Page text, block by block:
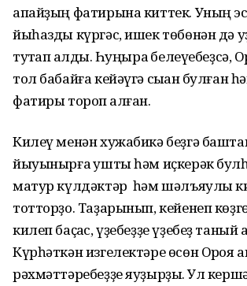
апайҙың фатирына киттек. Уның
йыһазды күргәс, ишек төбөнән дә
туҡтап ҡалдыҡ. Һуңыраҡ белеүебеҙсә,
тол бабайға кейәүгә сыҡҡан булған
фатиры тороп ҡалған.
Килеү менән хужабикә беҙгә
йыуынырға ҡушты һәм иҫкерәк
матур күлдәктәр һәм шәлъяулыҡ
тотторҙо. Таҙарынып, кейенеп
килеп баҫҡас, үҙебеҙҙе үҙебеҙ таный
Күрһәткән изгелектәре өсөн Орҡоя
рәхмәттәребеҙҙе яуҙырҙыҡ. Ул